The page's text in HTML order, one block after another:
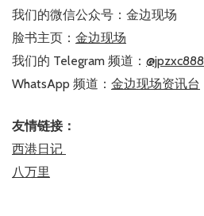
我们的微信公众号：金边现场
脸书主页： 金边现场
我们的 Telegram 频道： @jpzxc888
WhatsApp 频道： 金边现场资讯台
友情链接：
西港日记
八万里